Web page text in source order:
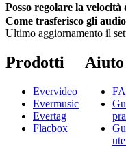
Posso regolare la
Come trasferisco gli
Ultimo aggiornamento il
Prodotti
Evervideo
Evermusic
Evertag
Flacbox
Aiuto